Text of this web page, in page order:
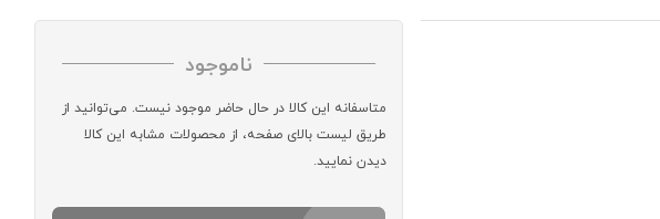
ناموجود
متاسفانه این کالا در حال حاضر موجود نیست. می‌توانید از
طریق لیست بالای صفحه، از محصولات مشابه این کالا
دیدن نمایید.